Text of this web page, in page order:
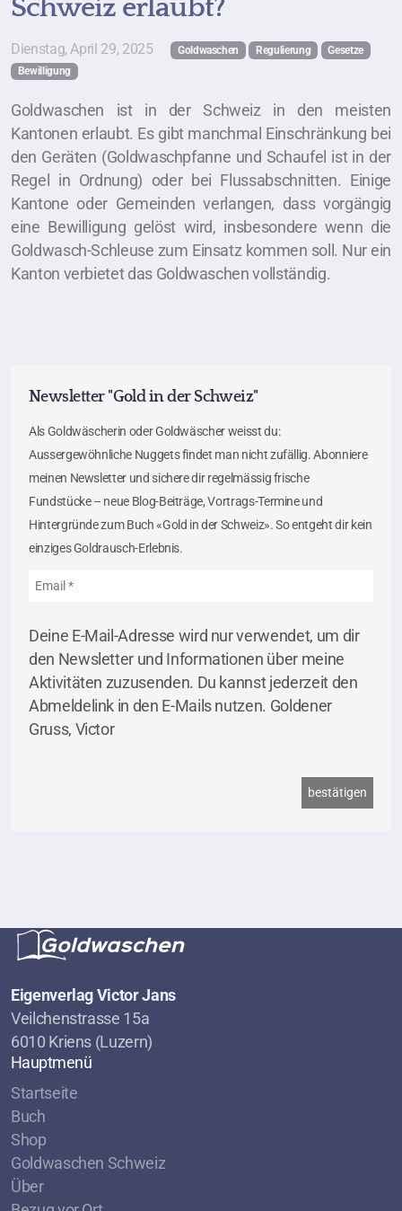
Schweiz erlaubt?
Dienstag, April 29, 2025 Goldwaschen Regulierung
Gesetze
Bewilligung
Goldwaschen ist in der Schweiz in den meisten
Kantonen erlaubt. Es gibt manchmal Einschränkung bei
den Geräten (Goldwaschpfanne und Schaufel ist in der
Regel in Ordnung) oder bei Flussabschnitten. Einige
Kantone oder Gemeinden verlangen, dass vorgängig
eine Bewilligung gelöst wird, insbesondere wenn die
Goldwasch-Schleuse zum Einsatz kommen soll. Nur ein
Kanton verbietet das Goldwaschen vollständig.
Newsletter "Gold in der Schweiz"
Als Goldwäscherin oder Goldwäscher weisst du:
Aussergewöhnliche Nuggets findet man nicht zufällig. Abonniere
meinen Newsletter und sichere dir regelmässig frische
Fundstücke – neue Blog-Beiträge, Vortrags-Termine und
Hintergründe zum Buch «Gold in der Schweiz». So entgeht dir kein
einziges Goldrausch-Erlebnis.
Deine E-Mail-Adresse wird nur verwendet, um dir
den Newsletter und Informationen über meine
Aktivitäten zuzusenden. Du kannst jederzeit den
Abmeldelink in den E-Mails nutzen. Goldener
Gruss, Victor
Eigenverlag Victor Jans
Veilchenstrasse 15a
6010 Kriens (Luzern)
Hauptmenü
Startseite
Buch
Shop
Goldwaschen Schweiz
Über